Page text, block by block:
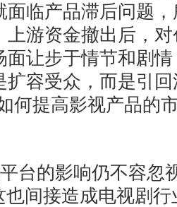
面临产品滞后问题
上游资金撤出后，
面让步于情节和剧
扩容受众，而是引
何提高影视产品的
台的影响仍不容忽
间接造成电视剧